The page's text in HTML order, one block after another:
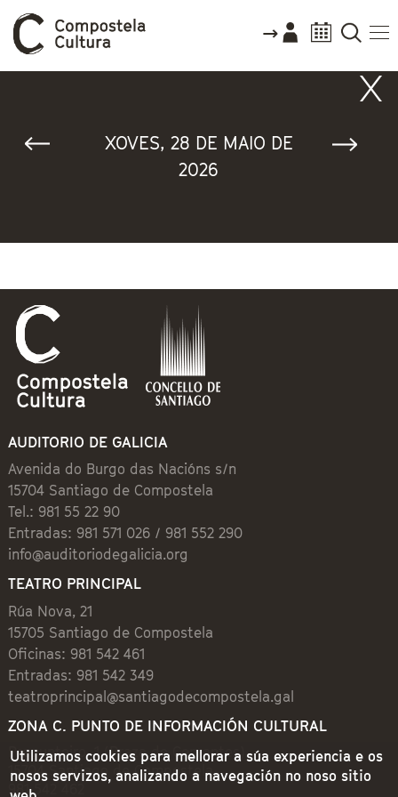
XOVES, 28 DE MAIO DE
2026
AUDITORIO DE GALICIA
Avenida do Burgo das Nacións s/n
15704 Santiago de Compostela
Tel.: 981 55 22 90
Entradas: 981 571 026 / 981 552 290
info@auditoriodegalicia.org
TEATRO PRINCIPAL
Rúa Nova, 21
15705 Santiago de Compostela
Oficinas: 981 542 461
Entradas: 981 542 349
teatroprincipal@santiagodecompostela.gal
ZONA C. PUNTO DE INFORMACIÓN CULTURAL
Preguntoiro, 1 (Praza de Cervantes)
15704 Santiago de Compostela
981 542 462
Utilizamos cookies para mellorar a súa experiencia e os
nosos servizos, analizando a navegación no noso sitio